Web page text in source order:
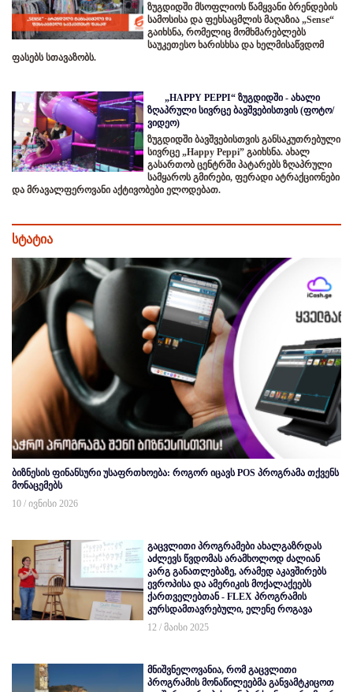
ზუგდიდში მსოფლიოს წამყვანი ბრენდების
სამოსისა და ფეხსაცმლის მაღაზია „Sense“
გაიხსნა, რომელიც მომხმარებლებს
საუკეთესო ხარისხსა და ხელმისაწვდომ
ფასებს სთავაზობს.
„HAPPY PEPPI“ ზუგდიდში - ახალი
ზღაპრული სივრცე ბავშვებისთვის (ფოტო/
ვიდეო)
ზუგდიდში ბავშვებისთვის განსაკუთრებული
სივრცე „Happy Peppi” გაიხსნა. ახალ
გასართობ ცენტრში პატარებს ზღაპრული
სამყაროს გმირები, ფერადი ატრაქციონები
და მრავალფეროვანი აქტივობები ელოდებათ.
სტატია
ბიზნესის ფინანსური უსაფრთხოება: როგორ იცავს POS პროგრამა თქვენს
მონაცემებს
10 / ივნისი 2026
გაცვლითი პროგრამები ახალგაზრდას
აძლევს წვდომას არამხოლოდ ძალიან
კარგ განათლებაზე, არამედ აკავშირებს
ევროპისა და ამერიკის მოქალაქეებს
ქართველებთან - FLEX პროგრამის
კურსდამთავრებული, ელენე როგავა
12 / მაისი 2025
მნიშვნელოვანია, რომ გაცვლითი
პროგრამის მონაწილეებმა განვამტკიცოთ